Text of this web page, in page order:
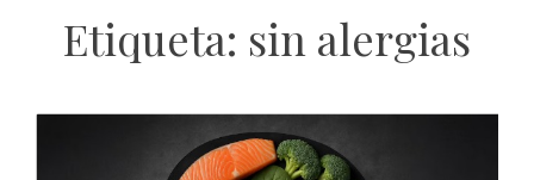
Etiqueta: sin alergias